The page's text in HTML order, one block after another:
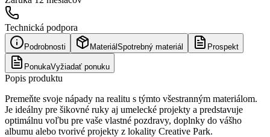
Technická podpora
Podrobnosti Materiál Spotrebný materiál Prospekt
PonukaVyžiadať ponuku
Popis produktu
Premeňte svoje nápady na realitu s týmto všestranným materiálom.
Je ideálny pre šikovné ruky aj umelecké projekty a predstavuje
optimálnu voľbu pre vaše vlastné pozdravy, doplnky do vášho
albumu alebo tvorivé projekty z lokality Creative Park.